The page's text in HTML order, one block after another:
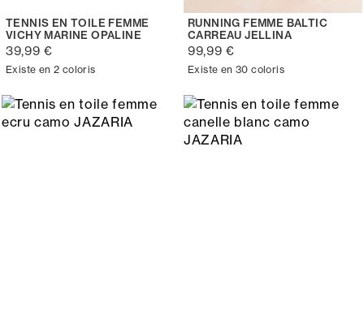
TENNIS EN TOILE FEMME
VICHY MARINE OPALINE
39,99 €
Existe en 2 coloris
RUNNING FEMME BALTIC
CARREAU JELLINA
99,99 €
Existe en 30 coloris